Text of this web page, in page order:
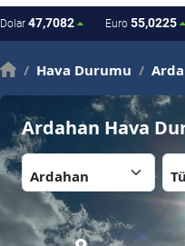
Dolar 47,7082 Euro 55,0225
/ Hava Durumu /
Ardahan Hava